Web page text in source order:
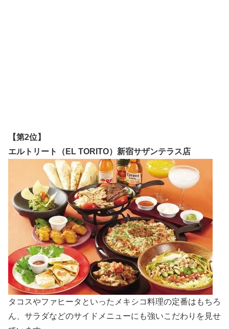
【第2位】
エルトリート（EL TORITO）新宿サザンテラス店
タコスやファヒータといったメキシコ料理の定番はもちろ
ん、サラダなどのサイドメニューにも強いこだわりを見せ